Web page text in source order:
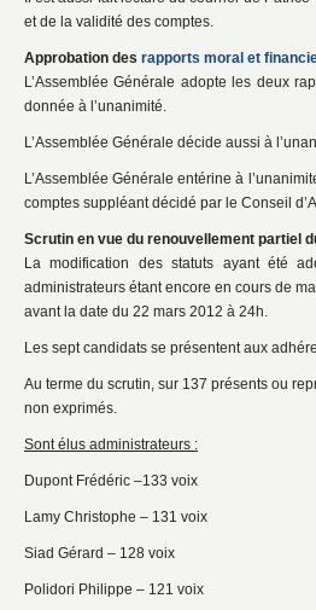
et de la validité des comptes.
Approbation des rapports moral et
L’Assemblée Générale adopte les deux
donnée à l’unanimité.
L’Assemblée Générale décide aussi à
L’Assemblée Générale entérine à
comptes suppléant décidé par le Conseil
Scrutin en vue du renouvellement partiel
La modification des statuts ayant été
administrateurs étant encore en cours de
avant la date du 22 mars 2012 à 24h.
Les sept candidats se présentent aux
Au terme du scrutin, sur 137 présents ou
non exprimés.
Sont élus administrateurs :
Dupont Frédéric –133 voix
Lamy Christophe – 131 voix
Siad Gérard – 128 voix
Polidori Philippe – 121 voix